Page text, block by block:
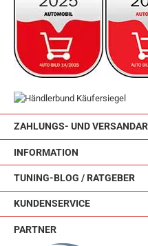
ZAHLUNGS- UND
INFORMATION
TUNING-BLOG / RATGEBER
KUNDENSERVICE
PARTNER